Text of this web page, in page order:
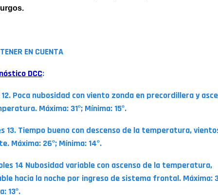
EN CUENTA
DCC:
12. Poca nubosidad con viento zonda en precordillera y
Máxima: 31º; Mínima: 15º.
13. Tiempo bueno con descenso de la temperatura,
Máxima: 26º; Mínima: 14º.
14 Nubosidad variable con ascenso de la temperatura,
hacia la noche por ingreso de sistema frontal. Máxima:
13º.